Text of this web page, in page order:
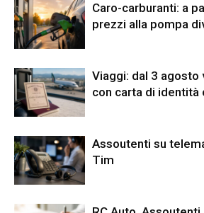
Caro-carburanti: a
prezzi alla pompa
Viaggi: dal 3
con carta di identità
Assoutenti su
Tim